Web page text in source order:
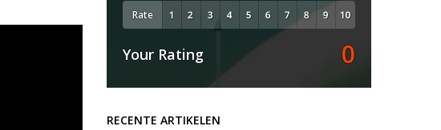
Rate
Your Rating 0
RECENTE ARTIKELEN